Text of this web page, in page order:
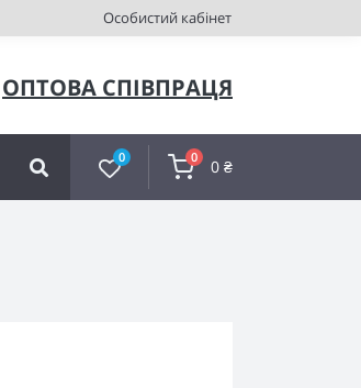
Особистий кабінет
ОПТОВА СПІВПРАЦЯ
0 0 0 ₴